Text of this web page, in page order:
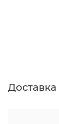
Доставка